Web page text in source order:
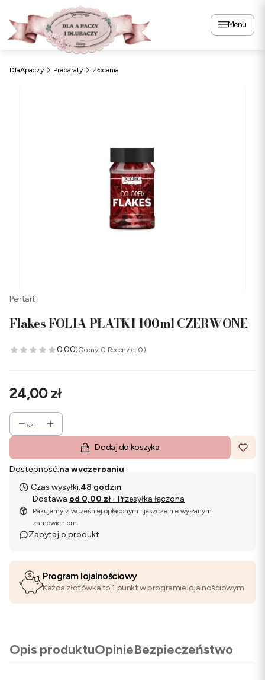
Menu
DlaApaczy Preparaty Złocenia
Pentart
Flakes FOLIA PŁATKI 100ml CZERWONE
0.00(Oceny: 0 Recenzje: 0)
Cena
24,00 zł
szt.
Dodaj do koszyka
Dostępność:na wyczerpaniu
Czas wysyłki:48 godzin
Dostawa od 0,00 zł - Przesyłka łączona
Pakujemy z wcześniej opłaconym i jeszcze nie wysłanym
zamówieniem.
Zapytaj o produkt
Program lojalnościowy
Każda złotówka to 1 punkt w programie lojalnościowym
Opis produktuOpinieBezpieczeństwo